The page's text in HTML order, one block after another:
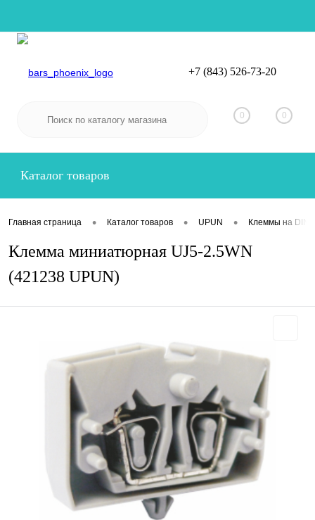
Вход
+7 (843) 526-73-20
0 0
Каталог товаров
Главная страница • Каталог товаров • UPUN • Клеммы на DIN-
Клемма миниатюрная UJ5-2.5WN
(421238 UPUN)